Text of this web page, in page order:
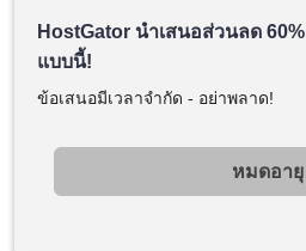
HostGator นำเสนอส่วนลด
แบบนี้!
ข้อเสนอมีเวลาจำกัด - อย่าพลาด!
หมดอายุ